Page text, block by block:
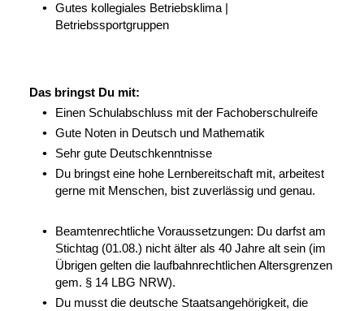
Gutes kollegiales Betriebsklima |
Betriebssportgruppen
Das bringst Du mit:
Einen Schulabschluss mit der Fachoberschulreife
Gute Noten in Deutsch und Mathematik
Sehr gute Deutschkenntnisse
Du bringst eine hohe Lernbereitschaft mit, arbeitest
gerne mit Menschen, bist zuverlässig und genau.
Beamtenrechtliche Voraussetzungen: Du darfst am
Stichtag (01.08.) nicht älter als 40 Jahre alt sein (im
Übrigen gelten die laufbahnrechtlichen Altersgrenzen
gem. § 14 LBG NRW).
Du musst die deutsche Staatsangehörigkeit, die